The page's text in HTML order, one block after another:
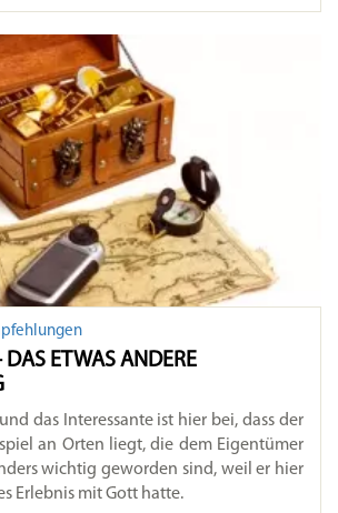
DAS ETWAS ANDERE
das Interessante ist hier bei, dass der
an Orten liegt, die dem Eigentümer
wichtig geworden sind, weil er hier
Erlebnis mit Gott hatte.